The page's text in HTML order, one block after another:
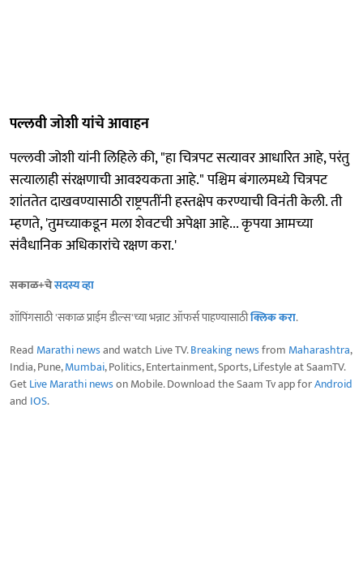
पल्लवी जोशी यांचे आवाहन
पल्लवी जोशी यांनी लिहिले की, "हा चित्रपट सत्यावर आधारित आहे, परंतु
सत्यालाही संरक्षणाची आवश्यकता आहे." पश्चिम बंगालमध्ये चित्रपट
शांततेत दाखवण्यासाठी राष्ट्रपतींनी हस्तक्षेप करण्याची विनंती केली. ती
म्हणते, 'तुमच्याकडून मला शेवटची अपेक्षा आहे... कृपया आमच्या
संवैधानिक अधिकारांचे रक्षण करा.'
सकाळ+चेसदस्य व्हा
शॉपिंगसाठी 'सकाळ प्राईम डील्स'च्या भन्नाट ऑफर्स पाहण्यासाठीक्लिक करा.
Read Marathi newsand watch Live TV.Breaking newsfrom Maharashtra,
India, Pune,Mumbai, Politics, Entertainment, Sports, Lifestyle at SaamTV.
GetLive Marathi newson Mobile. Download the Saam Tv app forAndroid
and IOS.